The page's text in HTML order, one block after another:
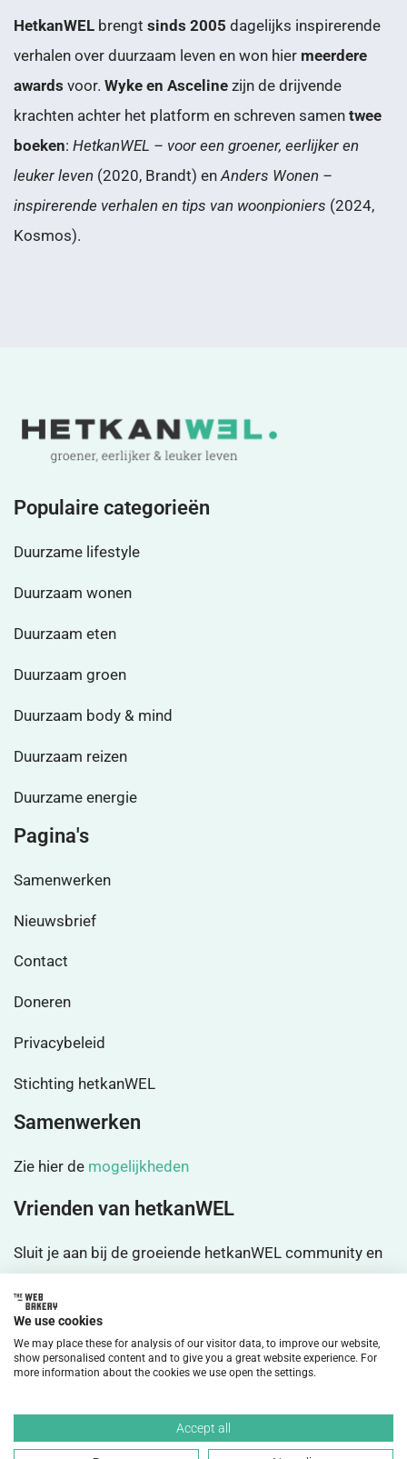
HetkanWEL brengt sinds 2005 dagelijks inspirerende
verhalen over duurzaam leven en won hier meerdere
awards voor. Wyke en Asceline zijn de drijvende
krachten achter het platform en schreven samen twee
boeken: HetkanWEL – voor een groener, eerlijker en
leuker leven (2020, Brandt) enAnders Wonen –
inspirerende verhalen en tips van woonpioniers (2024,
Kosmos).
Populaire categorieën
Duurzame lifestyle
Duurzaam wonen
Duurzaam eten
Duurzaam groen
Duurzaam body & mind
Duurzaam reizen
Duurzame energie
Pagina's
Samenwerken
Nieuwsbrief
Contact
Doneren
Privacybeleid
Stichting hetkanWEL
Samenwerken
Zie hier de mogelijkheden
Vrienden van hetkanWEL
Sluit je aan bij de groeiende hetkanWEL community en
©2026 HetkanWEL Alle rechten voorbehouden.
Disclaimer
We use cookies
We may place these for analysis of our visitor data, to improve our website,
show personalised content and to give you a great website experience. For
more information about the cookies we use open the settings.
Accept all